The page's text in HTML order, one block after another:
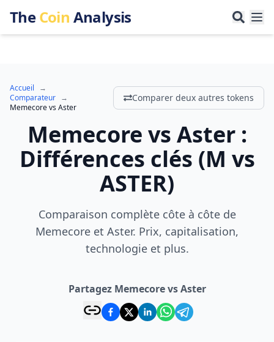
TheCoin Analysis
Accueil
→
Comparateur →
MemecorevsAster
Comparer deux autres tokens
Memecore vs Aster:
Différences clés (M vs
ASTER)
Comparaison complète côte à côte de
Memecore et Aster. Prix, capitalisation,
technologie et plus.
Partagez Memecore vs Aster